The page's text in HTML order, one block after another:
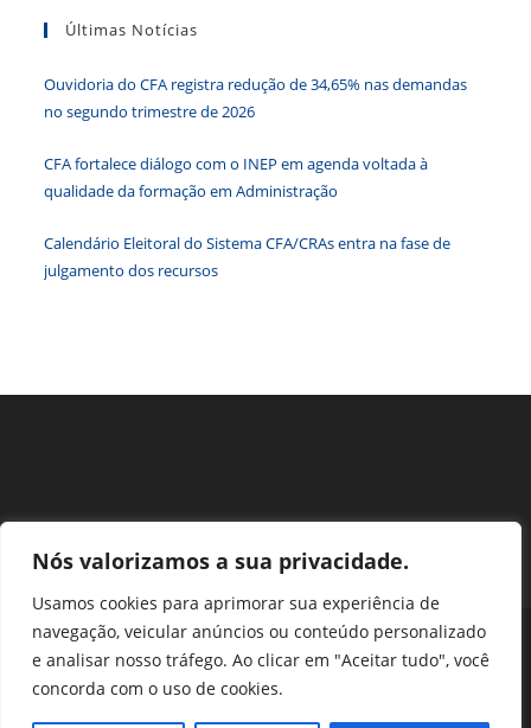
Nós valorizamos a sua privacidade.
Usamos cookies para aprimorar sua experiência de
navegação, veicular anúncios ou conteúdo personalizado
e analisar nosso tráfego. Ao clicar em "Aceitar tudo", você
concorda com o uso de cookies.
Últimas Notícias
Ouvidoria do CFA registra redução de 34,65% nas demandas
no segundo trimestre de 2026
CFA fortalece diálogo com o INEP em agenda voltada à
qualidade da formação em Administração
Calendário Eleitoral do Sistema CFA/CRAs entra na fase de
julgamento dos recursos
Perguntas Frequentes
Ouvidoria
Transparência e prestação de contas
Assessoria de Imprensa